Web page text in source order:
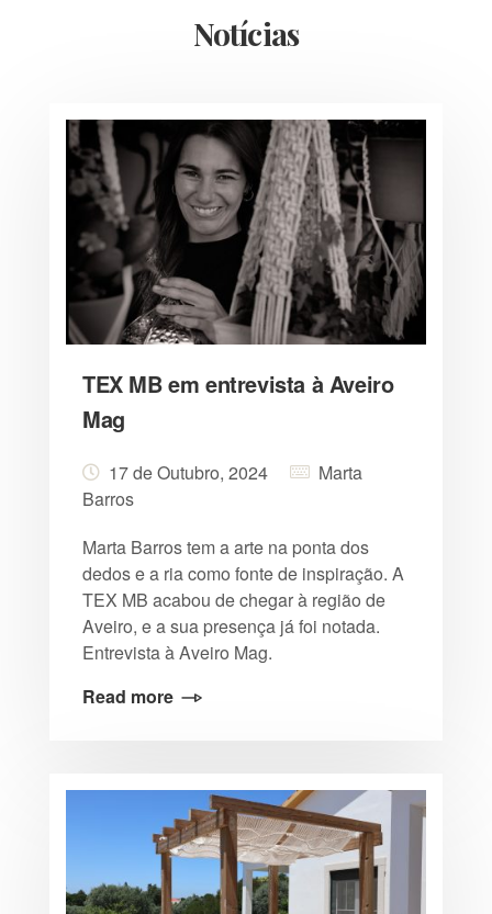
Notícias
TEX MB em entrevista à Aveiro
Mag
17 de Outubro, 2024
Marta
Barros
Marta Barros tem a arte na ponta dos
dedos e a ria como fonte de inspiração. A
TEX MB acabou de chegar à região de
Aveiro, e a sua presença já foi notada.
Entrevista à Aveiro Mag.
Read more